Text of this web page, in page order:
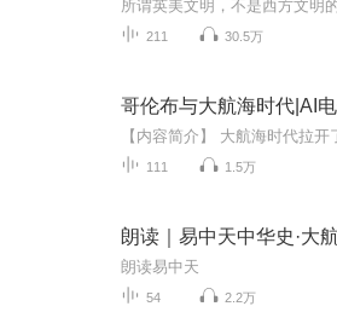
211 30.5万
哥伦布与大航海时代|AI
111 1.5万
朗读｜易中天中华史·大
朗读易中天
54 2.2万